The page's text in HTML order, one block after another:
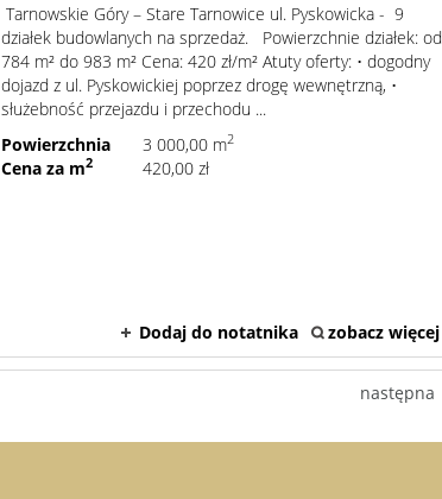
Tarnowskie Góry – Stare Tarnowice ul. Pyskowicka - 9
działek budowlanych na sprzedaż. Powierzchnie działek: od
784 m² do 983 m² Cena: 420 zł/m² Atuty oferty: • dogodny
dojazd z ul. Pyskowickiej poprzez drogę wewnętrzną, •
służebność przejazdu i przechodu ...
Powierzchnia
3 000,00 m2
Cena za m2 420,00 zł
Dodaj do notatnika zobacz więcej
następna